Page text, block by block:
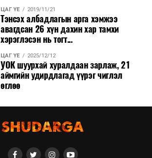
ЦАГ ҮЕ 2019/11/21
Тэнсэх албадлагын арга хэмжээ
авагдсан 26 хүн дахин хар тамхи
хэрэглэсэн нь тогт...
ЦАГ ҮЕ 2025/12/12
УОК шуурхай хуралдаан зарлаж, 21
аймгийн удирдлагад үүрэг чиглэл
өглөө